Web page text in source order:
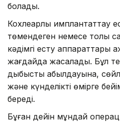
болады.
Кохлеарлық имплантаттау
төмендеген немесе толық
кәдімгі есту аппараттары
жағдайда жасалады. Бұл
дыбысты қабылдауына,
және күнделікті өмірге
береді.
Бұған дейін мұндай